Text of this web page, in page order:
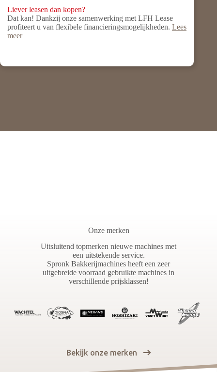
Liever leasen dan kopen?
Dat kan! Dankzij onze samenwerking met LFH Lease
profiteert u van flexibele financieringsmogelijkheden. Lees
meer
Onze merken
Uitsluitend topmerken nieuwe machines met
een uitstekende service.
Spronk Bakkerijmachines heeft een zeer
uitgebreide voorraad gebruikte machines in
verschillende prijsklassen!
Bekijk onze merken